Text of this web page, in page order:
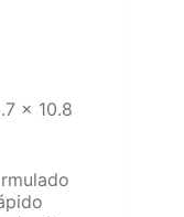
x 10.8